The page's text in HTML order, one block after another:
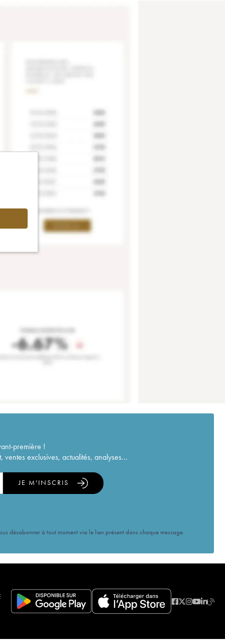
première !
exclusives, actualités, analyses...
JE M'INSCRIS
désabonner à tout moment via le lien présent dans chaque message.